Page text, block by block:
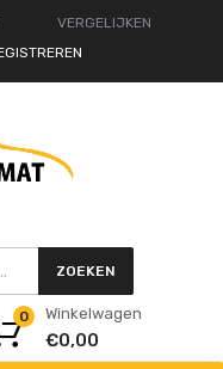
VERGELIJKEN
ZOEKEN
Winkelwagen
€0,00
0